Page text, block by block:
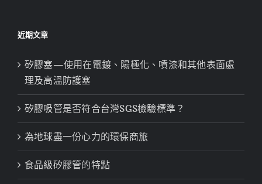
近期文章
矽膠塞—使用在電鍍、陽極化、噴漆和其他表面處
理及高溫防護塞
矽膠吸管是否符合台灣SGS檢驗標準？
為地球盡一份心力的環保商旅
食品級矽膠管的特點